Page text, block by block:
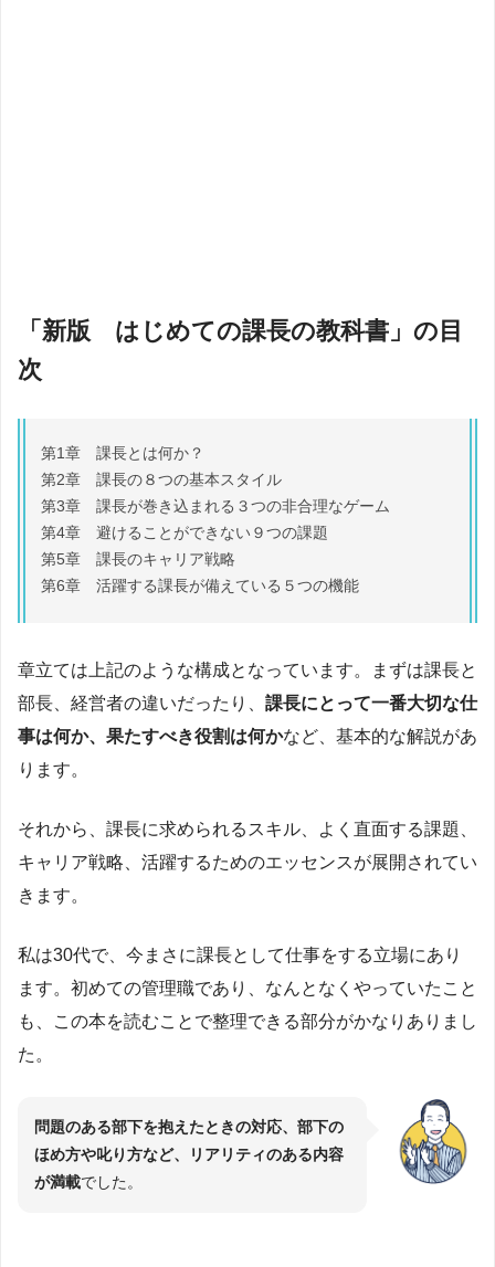
「新版 はじめての課長の教科書」の目
次
第1章 課長とは何か？
第2章 課長の８つの基本スタイル
第3章 課長が巻き込まれる３つの非合理なゲーム
第4章 避けることができない９つの課題
第5章 課長のキャリア戦略
第6章 活躍する課長が備えている５つの機能
章立ては上記のような構成となっています。まずは課長と
部長、経営者の違いだったり、 課長にとって一番大切な仕
事は何か、果たすべき役割は何かなど、基本的な解説があ
ります。
それから、課長に求められるスキル、よく直面する課題、
キャリア戦略、活躍するためのエッセンスが展開されてい
きます。
私は30代で、今まさに課長として仕事をする立場にあり
ます。初めての管理職であり、なんとなくやっていたこと
も、この本を読むことで整理できる部分がかなりありまし
た。
問題のある部下を抱えたときの対応、部下の
ほめ方や叱り方など、リアリティのある内容
が満載でした。